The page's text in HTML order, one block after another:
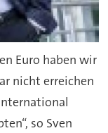
Euro haben wir
nicht erreichen
so Sven